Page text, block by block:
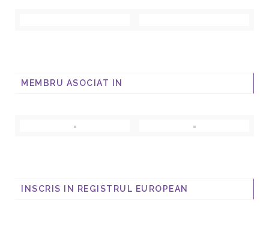
MEMBRU ASOCIAT IN
INSCRIS IN REGISTRUL EUROPEAN